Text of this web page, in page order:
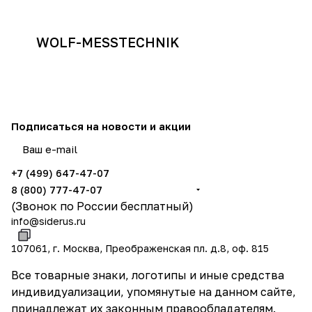
целей!
WOLF-MESSTECHNIK
Подписаться на новости и акции
+7 (499) 647-47-07
8 (800) 777-47-07
(Звонок по России бесплатный)
info@siderus.ru
107061, г. Москва, Преображенская пл. д.8, оф. 815
Все товарные знаки, логотипы и иные средства
индивидуализации, упомянутые на данном сайте,
принадлежат их законным правообладателям.